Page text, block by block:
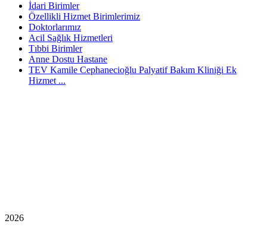
İdari Birimler
Özellikli Hizmet Birimlerimiz
Doktorlarımız
Acil Sağlık Hizmetleri
Tıbbi Birimler
Anne Dostu Hastane
TEV Kamile Cephanecioğlu Palyatif Bakım Kliniği Ek
Hizmet ...
2026